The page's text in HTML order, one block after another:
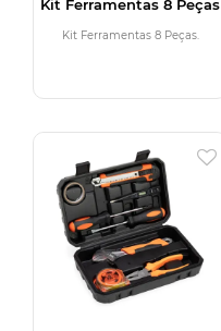
Kit Ferramentas 8 Peças
Kit Ferramentas 8 Peças.